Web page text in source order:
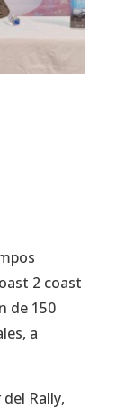
2 coast
de 150
a
Rally,